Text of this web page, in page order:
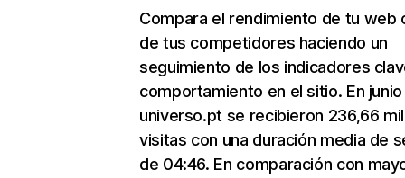
Compara el rendimiento de tu web
de tus competidores haciendo un
seguimiento de los indicadores
comportamiento en el sitio. En junio
universo.pt se recibieron 236,66 mil
visitas con una duración media de
de 04:46. En comparación con